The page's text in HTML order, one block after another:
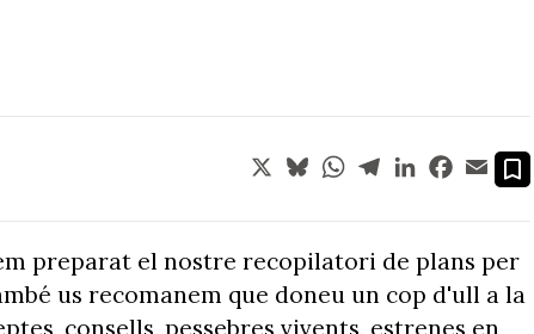
X BlueskyWhatsApp
TelegramLinkedInFacebook
Email
preparat el nostre recopilatori de plans per
us recomanem que doneu un cop d'ull a la
consells, pessebres vivents, estrenes en